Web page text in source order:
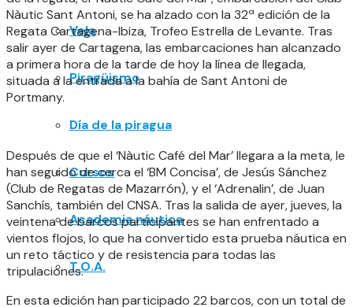
Vela
Piragüismo
Día de la piragua
Cursos
Academia náutica
T.O.A.
Nàutic Sant Antoni, se ha alzado con la 32ª edición de la
Regata Cartagena-Ibiza, Trofeo Estrella de Levante. Tras
salir ayer de Cartagena, las embarcaciones han alcanzado
a primera hora de la tarde de hoy la línea de llegada,
situada a la entrada a la bahía de Sant Antoni de
Portmany.
Después de que el ‘Nàutic Café del Mar’ llegara a la meta, le
han seguido de cerca el ‘BM Concisa’, de Jesús Sánchez
(Club de Regatas de Mazarrón), y el ‘Adrenalin’, de Juan
Sanchís, también del CNSA. Tras la salida de ayer, jueves, la
veintena de barcos participantes se han enfrentado a
vientos flojos, lo que ha convertido esta prueba náutica en
un reto táctico y de resistencia para todas las
tripulaciones.
En esta edición han participado 22 barcos, con un total de